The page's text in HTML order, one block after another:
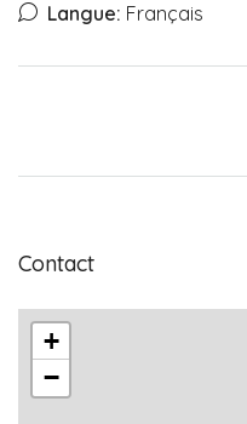
Langue: Français
Contact
+
−